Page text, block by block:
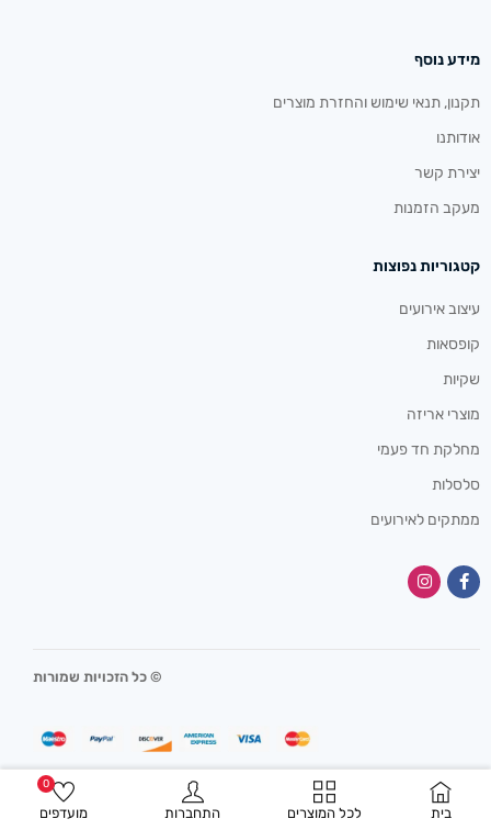
בית לכל המוצרים התחברות מועדפים
0
מידע נוסף
תקנון, תנאי שימוש והחזרת מוצרים
אודותנו
יצירת קשר
מעקב הזמנות
קטגוריות נפוצות
עיצוב אירועים
קופסאות
שקיות
מוצרי אריזה
מחלקת חד פעמי
סלסלות
ממתקים לאירועים
© כל הזכויות שמורות